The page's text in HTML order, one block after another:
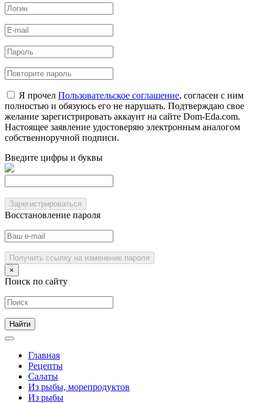
Я прочел Пользовательское соглашение, согласен с ним
полностью и обязуюсь его не нарушать. Подтверждаю свое
желание зарегистрировать аккаунт на сайте Dom-Eda.com.
Настоящее заявление удостоверяю электронным аналогом
собственноручной подписи.
Введите цифры и буквы
Зарегистрироваться
Восстановление пароля
Получить ссылку на изменение пароля
×
Поиск по сайту
Главная
Рецепты
Салаты
Из рыбы, морепродуктов
Из рыбы